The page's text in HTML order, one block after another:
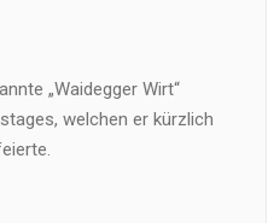
„Waidegger Wirt“
welchen er kürzlich